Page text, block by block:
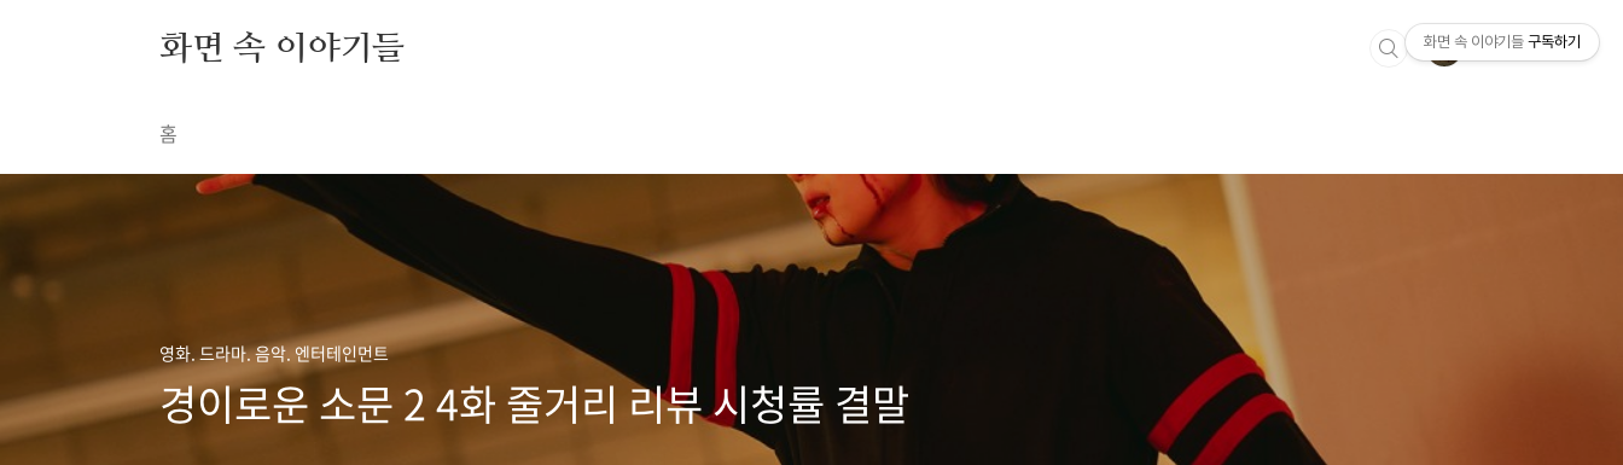
화면 속 이야기들
홈
영화. 드라마. 음악. 엔터테인먼트
경이로운 소문 2 4화 줄거리 리뷰 시청률 결말
화면 속 이야기들 구독하기